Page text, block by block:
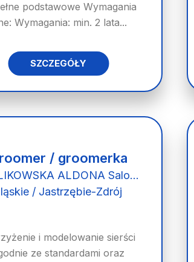
podstawowe Wymagania
Wymagania: min. 2 lata...
SZCZEGÓŁY
/ groomerka
KRÓLIKOWSKA ALDONA Salon Psiej Urody "PUPIL"
/ Jastrzębie-Zdrój
i modelowanie sierści
ze standardami oraz